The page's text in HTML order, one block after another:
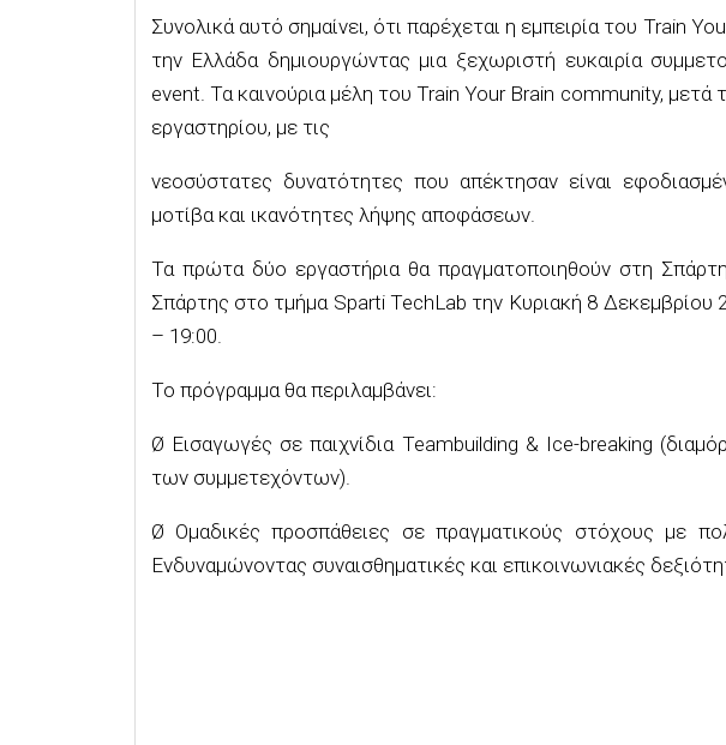
Συνολικά αυτό σημαίνει, ότι παρέχεται η εμπειρία του Train
την Ελλάδα δημιουργώντας μια ξεχωριστή ευκαιρία
event. Τα καινούρια μέλη του Train Your Brain community, μετά
εργαστηρίου, με τις
νεοσύστατες δυνατότητες που απέκτησαν είναι
μοτίβα και ικανότητες λήψης αποφάσεων.
Τα πρώτα δύο εργαστήρια θα πραγματοποιηθούν στη
Σπάρτης στο τμήμα Sparti TechLab την Κυριακή 8 Δεκεμβρίου
– 19:00.
Το πρόγραμμα θα περιλαμβάνει:
Ø Εισαγωγές σε παιχνίδια Teambuilding & Ice-breaking
των συμμετεχόντων).
Ø Ομαδικές προσπάθειες σε πραγματικούς στόχους με
Ενδυναμώνοντας συναισθηματικές και επικοινωνιακές